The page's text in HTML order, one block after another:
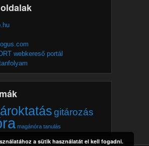
webkereső portál
gitározás
magánóra tanulás
a sütik használatát el kell fogadni.